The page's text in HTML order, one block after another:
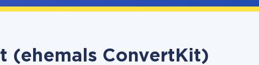
(ehemals ConvertKit)